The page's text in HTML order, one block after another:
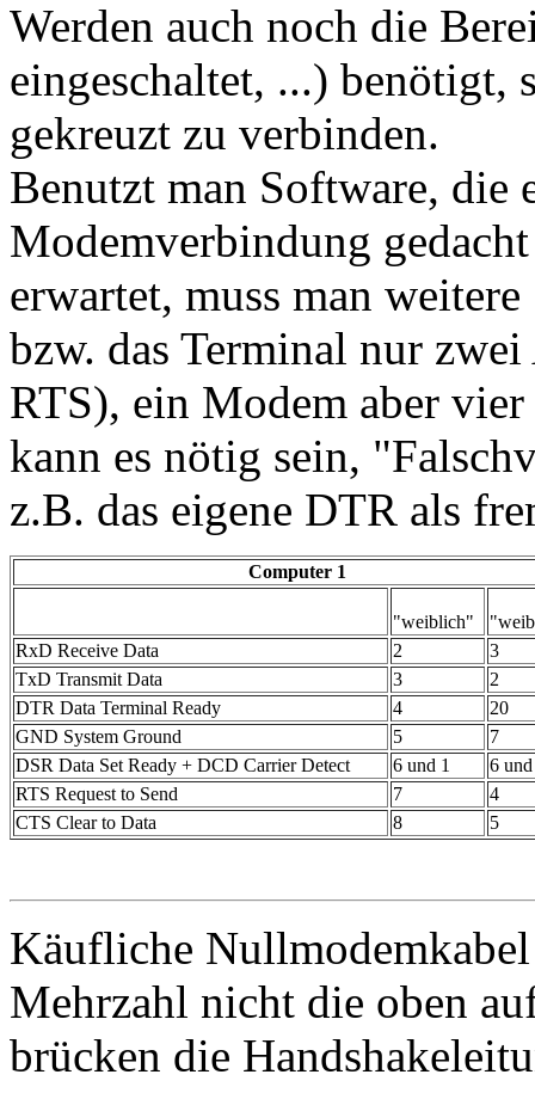
Werden auch noch die
eingeschaltet, ...) benötigt,
gekreuzt zu verbinden.
Benutzt man Software, die
Modemverbindung
erwartet, muss man
bzw. das Terminal nur
RTS), ein Modem aber
kann es nötig sein,
z.B. das eigene DTR als
Computer 1
"weiblich"
RxD Receive Data
2
3
TxD Transmit Data
3
2
DTR Data Terminal Ready
4
20
GND System Ground
5
7
DSR Data Set Ready + DCD Carrier Detect
6 und 1
6
RTS Request to Send
7
4
CTS Clear to Data
8 5
Käufliche
Mehrzahl nicht die oben
brücken die